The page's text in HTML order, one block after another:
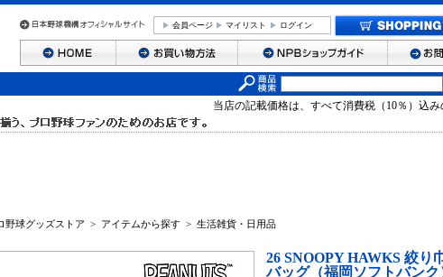
会員ページ マイリスト ログイン
当店の記載価格は、すべて消費税（10％）込み
野球グッズストア > アイテムから探す > 生活雑貨・日用品
26 SNOOPY HAWKS 絞り
バッグ（福岡ソフトバンク